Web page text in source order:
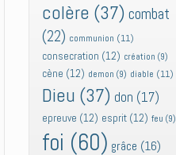
colère (37) combat
(22) communion (11)
consecration (12) création (9)
cène (12) demon (9) diable (11)
Dieu (37) don (17)
epreuve (12) esprit (12) feu (9)
foi (60) grâce (16)